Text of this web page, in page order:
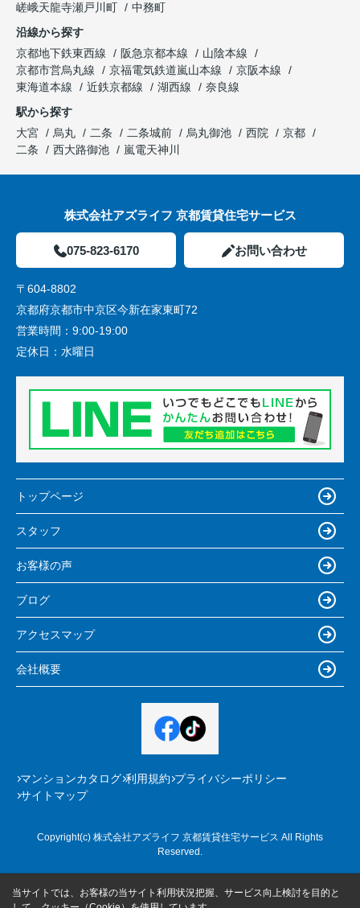
嵯峨天龍寺瀬戸川町
中務町
沿線から探す
京都地下鉄東西線
阪急京都本線
山陰本線
京都市営烏丸線
京福電気鉄道嵐山本線
京阪本線
東海道本線
近鉄京都線 湖西線
奈良線
駅から探す
大宮
烏丸 二条 二条城前 烏丸御池 西院
京都
二条
西大路御池 嵐電天神川
株式会社アズライフ 京都賃貸住宅サービス
075-823-6170 お問い合わせ
〒604-8802
京都府京都市中京区今新在家東町72
営業時間： 9:00-19:00
定休日： 水曜日
トップページ
スタッフ
お客様の声
ブログ
アクセスマップ
会社概要
マンションカタログ 利用規約 プライバシーポリシー
サイトマップ
Copyright(c) 株式会社アズライフ 京都賃貸住宅サービス All Rights
Reserved.
当サイトでは、お客様の当サイト利用状況把握、サービス向上検討を目的と